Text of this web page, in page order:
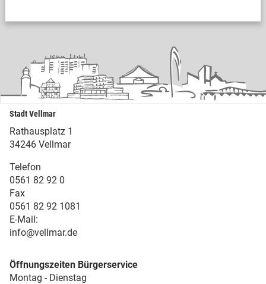
Stadt Vellmar
Rathausplatz 1
34246 Vellmar
Telefon
0561 82 92 0
Fax
0561 82 92 1081
E-Mail:
info@vellmar.de
Öffnungszeiten Bürgerservice
Montag - Dienstag